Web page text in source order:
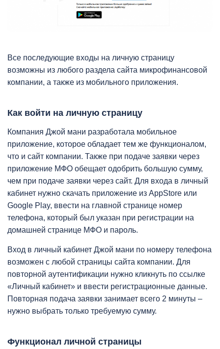
Все последующие входы на личную страницу
возможны из любого раздела сайта микрофинансовой
компании, а также из мобильного приложения.
Как войти на личную страницу
Компания Джой мани разработала мобильное
приложение, которое обладает тем же функционалом,
что и сайт компании. Также при подаче заявки через
приложение МФО обещает одобрить большую сумму,
чем при подаче заявки через сайт. Для входа в личный
кабинет нужно скачать приложение из AppStore или
Google Play, ввести на главной странице номер
телефона, который был указан при регистрации на
домашней странице МФО и пароль.
Вход в личный кабинет Джой мани по номеру телефона
возможен с любой страницы сайта компании. Для
повторной аутентификации нужно кликнуть по ссылке
«Личный кабинет» и ввести регистрационные данные.
Повторная подача заявки занимает всего 2 минуты –
нужно выбрать только требуемую сумму.
Функционал личной страницы